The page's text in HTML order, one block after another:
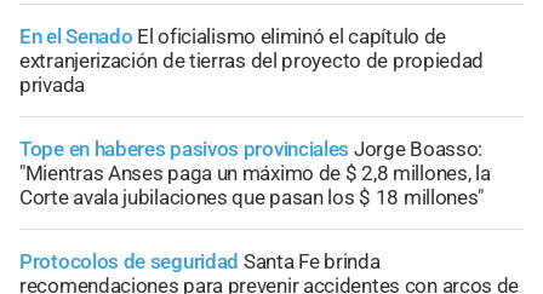
En el Senado El oficialismo eliminó el capítulo de
extranjerización de tierras del proyecto de propiedad
privada
Tope en haberes pasivos provinciales Jorge Boasso:
"Mientras Anses paga un máximo de $ 2,8 millones, la
Corte avala jubilaciones que pasan los $ 18 millones"
Protocolos de seguridad Santa Fe brinda
recomendaciones para prevenir accidentes con arcos de